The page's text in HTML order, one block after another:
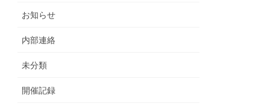
お知らせ
内部連絡
未分類
開催記録